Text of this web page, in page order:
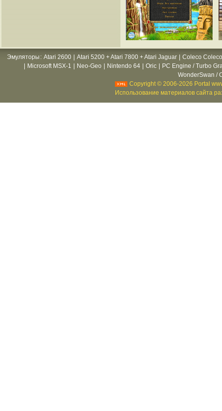
Эмуляторы : Atari 2600 Atari 5200 + Atari 7800 + Atari Jaguar
Coleco
Microsoft MSX-1 Neo-Geo Nintendo 64 Oric
PC Engine / Turbo
WonderSwan /
Copyright © 2006-2026 Portal
Использование материалов сайта